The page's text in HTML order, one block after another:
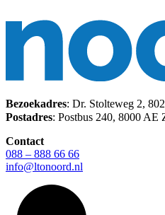
Bezoekadres: Dr. Stolteweg 2,
Postadres: Postbus 240, 8000 AE
Contact
088 – 888 66 66
info@ltonoord.nl